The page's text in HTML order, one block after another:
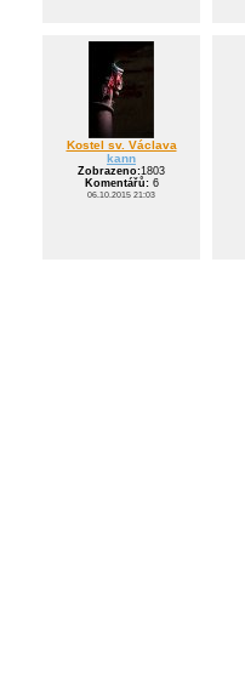
Kostel sv. Václava
kann
Zobrazeno:1803
Komentářů:6
06.10.2015 21:03